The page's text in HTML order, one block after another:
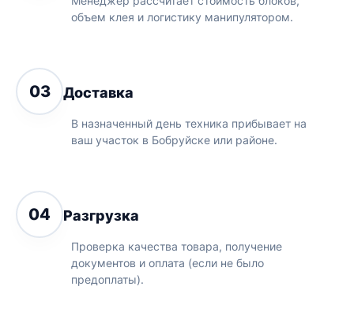
объем клея и логистику манипулятором.
03 Доставка
В назначенный день техника прибывает на
ваш участок в Бобруйске или районе.
04 Разгрузка
Проверка качества товара, получение
документов и оплата (если не было
предоплаты).